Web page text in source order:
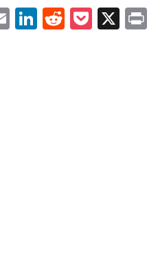
EmailLinkedIn
RedditX